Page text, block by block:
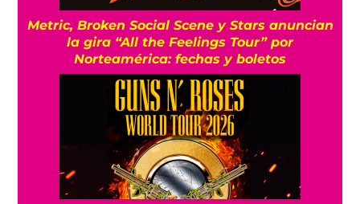
Metric, Broken Social Scene y Stars anuncian
la gira “All the Feelings Tour” por
Norteamérica: fechas y boletos